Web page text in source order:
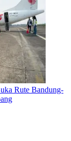
Rute Bandung-